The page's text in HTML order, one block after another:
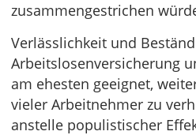
zusammengestrichen
Verlässlichkeit und
Arbeitslosenversicherung
am ehesten geeignet,
vieler Arbeitnehmer zu
anstelle populistischer